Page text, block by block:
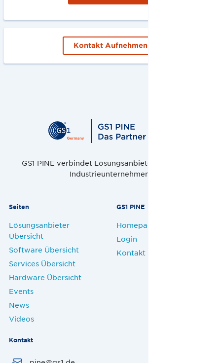
Kontakt Aufnehmen
GS1 PINE verbindet Lösungsanbieter, Handel und
Industrieunternehmen.
Seiten
Lösungsanbieter
Übersicht
Software Übersicht
Services Übersicht
Hardware Übersicht
Events
News
Videos
GS1 PINE
Homepage
Login
Kontakt
Kontakt